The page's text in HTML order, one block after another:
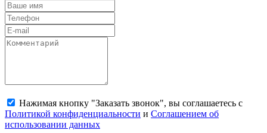
Нажимая кнопку "Заказать звонок", вы соглашаетесь с
Политикой конфиденциальности и Соглашением об
использовании данных